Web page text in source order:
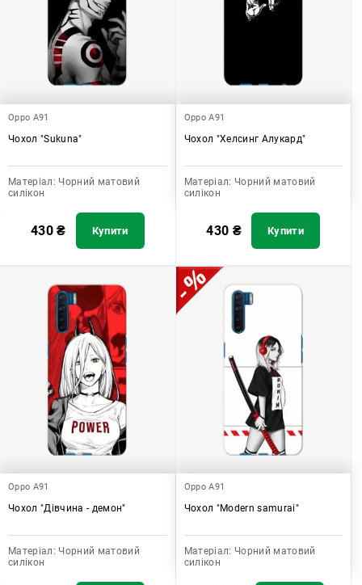
Oppo A91
Чохол "Sukuna"
Матеріал: Чорний матовий
силікон
430₴ Купити
Oppo A91
Чохол "Хелсинг Алукард"
Матеріал: Чорний матовий
силікон
430 ₴ Купити
Oppo A91
Чохол "Дівчина - демон"
Матеріал: Чорний матовий
силікон
Oppo A91
Чохол "Modern samurai"
Матеріал: Чорний матовий
силікон